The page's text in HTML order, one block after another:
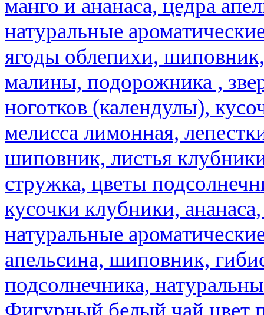
манго и ананаса, цедра
натуральные
ягоды облепихи,
малины, подорожника ,
ноготков (календулы),
мелисса лимонная,
шиповник, листья
стружка, цветы
кусочки клубники,
натуральные
апельсина, шиповник,
подсолнечника,
Фигурный белый чай цвет